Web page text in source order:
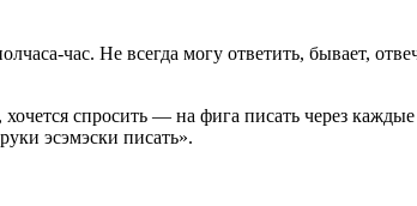
час. Не всегда могу ответить, бывает,
спросить — на фига писать через
эсэмэски писать».